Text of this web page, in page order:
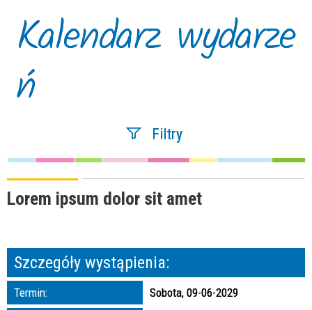
Kalendarz wydarze
ń
Filtry
Trwające w
zakresie
Lorem ipsum dolor sit amet
Szczegóły wystąpienia:
Termin:
Sobota, 09-06-2029